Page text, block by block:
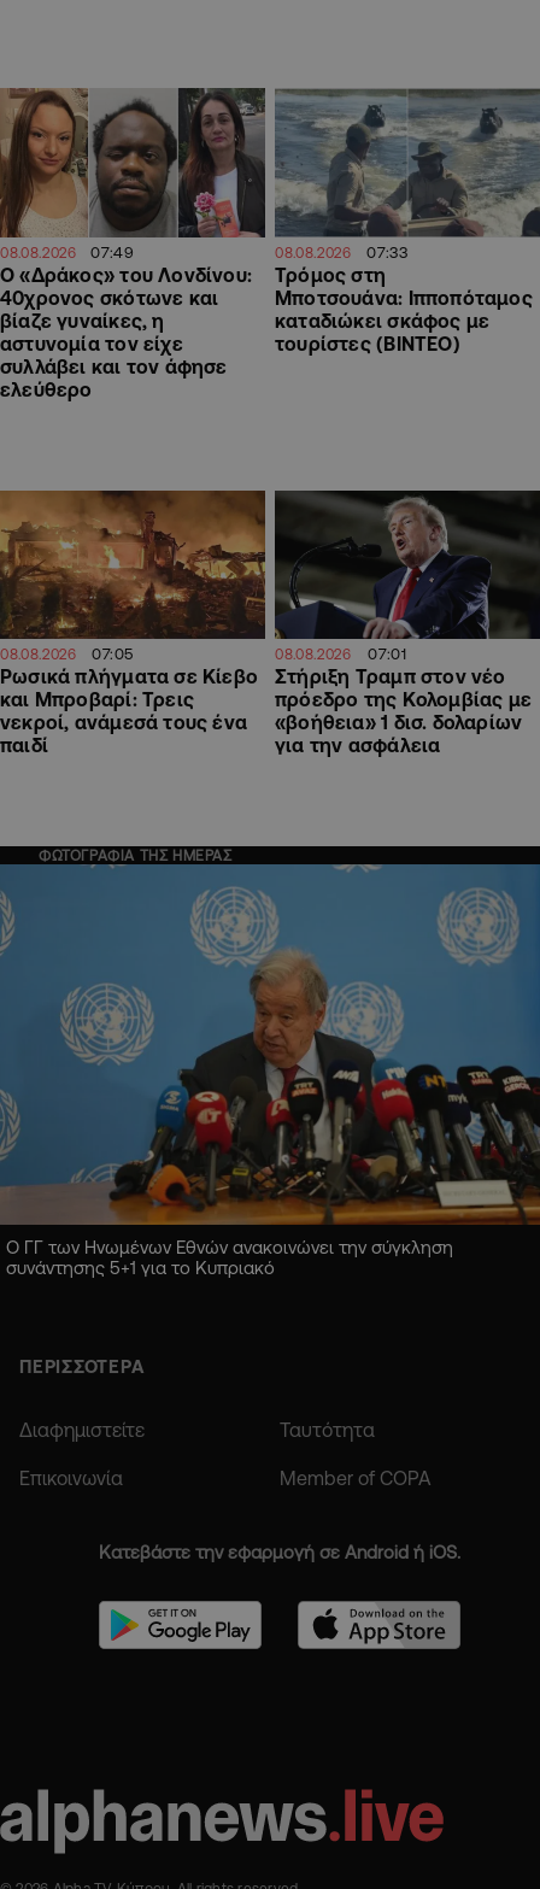
08.08.2026 07:49
Ο «Δράκος» του Λονδίνου:
40χρονος σκότωνε και
βίαζε γυναίκες, η
αστυνομία τον είχε
συλλάβει και τον άφησε
ελεύθερο
08.08.2026 07:33
Τρόμος στη
Μποτσουάνα: Ιπποπόταμος
καταδιώκει σκάφος με
τουρίστες (ΒΙΝΤΕΟ)
08.08.2026 07:05
Ρωσικά πλήγματα σε Κίεβο
και Μπροβαρί: Τρεις
νεκροί, ανάμεσά τους ένα
παιδί
08.08.2026 07:01
Στήριξη Τραμπ στον νέο
πρόεδρο της Κολομβίας με
«βοήθεια» 1 δισ. δολαρίων
για την ασφάλεια
ΦΩΤΟΓΡΑΦΙΑ ΤΗΣ ΗΜΕΡΑΣ
Ο ΓΓ των Ηνωμένων Εθνών ανακοινώνει την σύγκληση
συνάντησης 5+1 για το Κυπριακό
ΠΕΡΙΣΣΟΤΕΡΑ
Διαφημιστείτε Ταυτότητα
Επικοινωνία Member of COPA
Κατεβάστε την εφαρμογή σε Android ή iOS.